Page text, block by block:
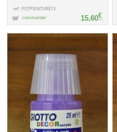
ref : POTPEINTURE13
15,60€
TTC
commander